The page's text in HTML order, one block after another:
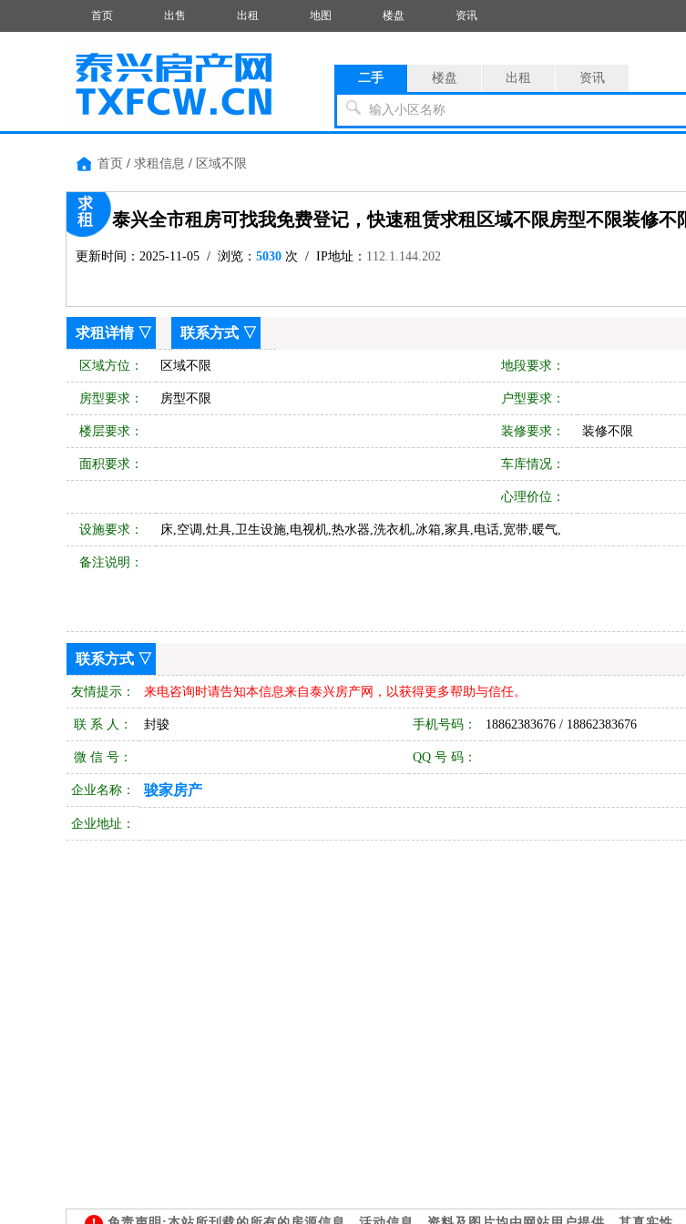
首页 出售 出租 地图 楼盘 资讯
二手 楼盘 出租 资讯
输入小区名称
首页 / 求租信息 / 区域不限
泰兴全市租房可找我免费登记，快速租赁求租区域不限房型不限装修不
更新时间：2025-11-05 / 浏览： 5030 次 / IP地址： 112.1.144.202
求租详情▽ 联系方式 ▽
区域方位： 区域不限 地段要求：
房型要求： 房型不限 户型要求：
楼层要求： 装修要求： 装修不限
面积要求： 车库情况：
心理价位：
设施要求： 床,空调,灶具,卫生设施,电视机,热水器,洗衣机,冰箱,家具,电话,宽带,暖气,
备注说明：
联系方式 ▽
友情提示： 来电咨询时请告知本信息来自泰兴房产网，以获得更多帮助与信任。
联 系 人： 封骏 手机号码： 18862383676 / 18862383676
微 信 号： QQ 号 码：
企业名称： 骏家房产
企业地址：